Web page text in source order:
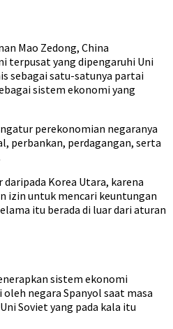
Mao Zedong, China
terpusat yang dipengaruhi Uni
sebagai satu-satunya partai
sistem ekonomi yang
perekonomian negaranya
perbankan, perdagangan, serta
Korea Utara, karena
izin untuk mencari keuntungan
itu berada di luar dari aturan
sistem ekonomi
negara Spanyol saat masa
Soviet yang pada kala itu